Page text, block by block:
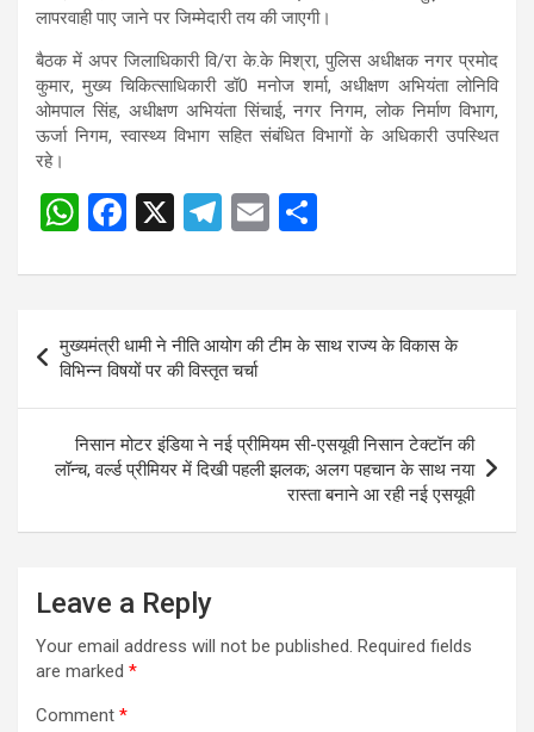
लापरवाही पाए जाने पर जिम्मेदारी तय की जाएगी।
बैठक में अपर जिलाधिकारी वि/रा के.के मिश्रा, पुलिस अधीक्षक नगर प्रमोद
कुमार, मुख्य चिकित्साधिकारी डॉ0 मनोज शर्मा, अधीक्षण अभियंता लोनिवि
ओमपाल सिंह, अधीक्षण अभियंता सिंचाई, नगर निगम, लोक निर्माण विभाग,
ऊर्जा निगम, स्वास्थ्य विभाग सहित संबंधित विभागों के अधिकारी उपस्थित
रहे।
PostW
at
s
A
p
p
F
ce
b
o
o
k
X
T
e
gr
a
m
E
ail ar
navigation
मुख्यमंत्री धामी ने नीति आयोग की टीम के साथ राज्य के विकास के
विभिन्न विषयों पर की विस्तृत चर्चा
निसान मोटर इंडिया ने नई प्रीमियम सी-एसयूवी निसान टेक्टॉन की
लॉन्च, वर्ल्ड प्रीमियर में दिखी पहली झलक; अलग पहचान के साथ नया
रास्ता बनाने आ रही नई एसयूवी
Leave a Reply
Your email address will not be published. Required fields
are marked *
Comment *